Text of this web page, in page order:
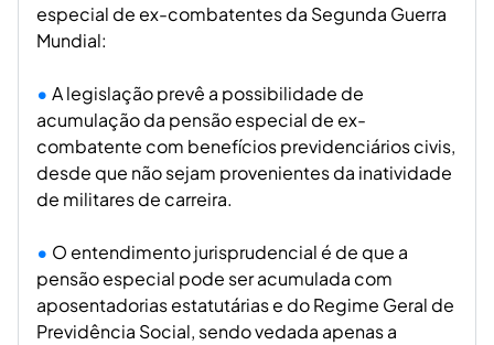
especial de ex-combatentes da Segunda Guerra
Mundial:
A legislação prevê a possibilidade de
acumulação da pensão especial de ex-
combatente com benefícios previdenciários civis,
desde que não sejam provenientes da inatividade
de militares de carreira.
O entendimento jurisprudencial é de que a
pensão especial pode ser acumulada com
aposentadorias estatutárias e do Regime Geral de
Previdência Social, sendo vedada apenas a